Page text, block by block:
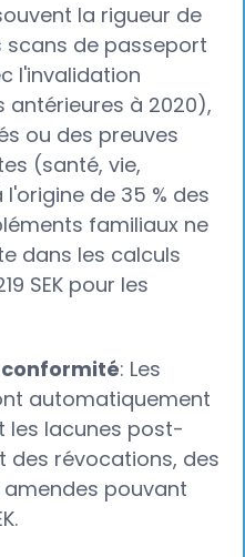
la rigueur de
de passeport
l'invalidation
antérieures à 2020),
ou des preuves
(santé, vie,
de 35 % des
familiaux ne
dans les calculs
SEK pour les
: Les
automatiquement
les lacunes post-
révocations, des
pouvant